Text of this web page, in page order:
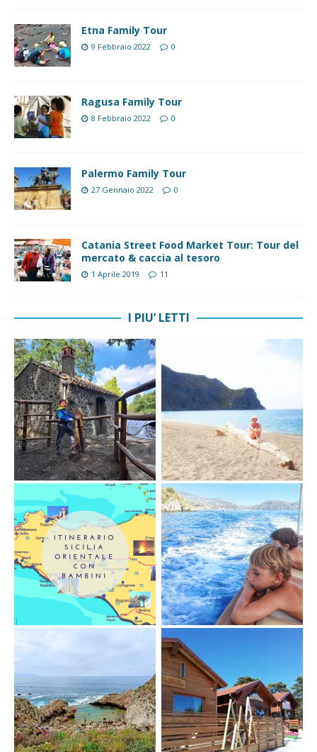
Etna Family Tour
9 Febbraio 2022 0
Ragusa Family Tour
8 Febbraio 2022 0
Palermo Family Tour
27 Gennaio 2022 0
Catania Street Food Market Tour: Tour del
mercato & caccia al tesoro
1 Aprile 2019 11
I PIU’ LETTI